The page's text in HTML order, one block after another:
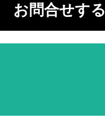
お問合せする